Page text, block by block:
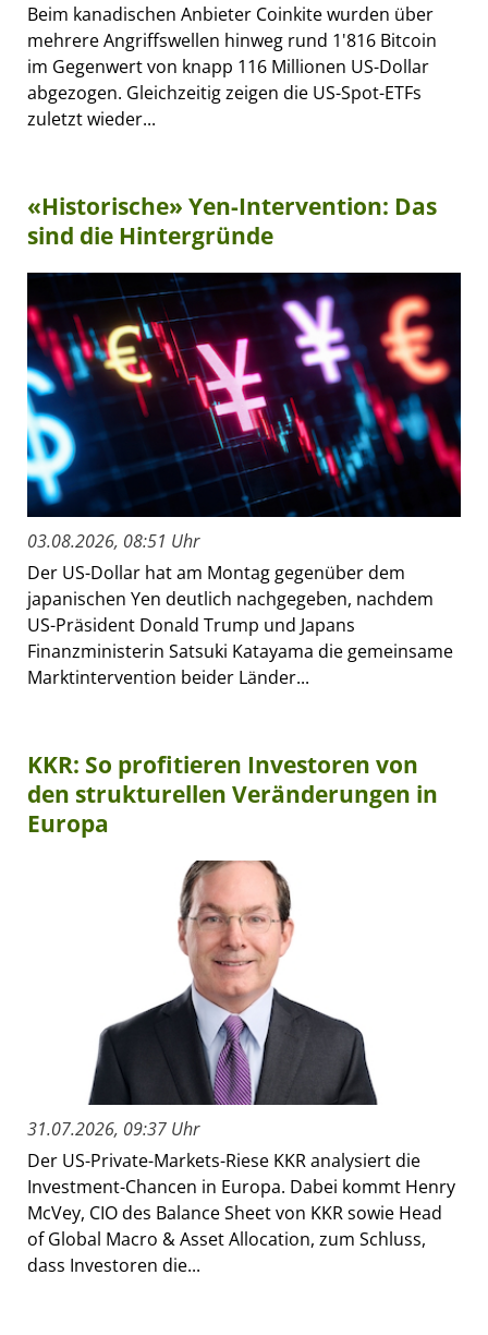
Beim kanadischen Anbieter Coinkite wurden über
mehrere Angriffswellen hinweg rund 1'816 Bitcoin
im Gegenwert von knapp 116 Millionen US-Dollar
abgezogen. Gleichzeitig zeigen die US-Spot-ETFs
zuletzt wieder...
«Historische» Yen-Intervention: Das
sind die Hintergründe
03.08.2026, 08:51 Uhr
Der US-Dollar hat am Montag gegenüber dem
japanischen Yen deutlich nachgegeben, nachdem
US-Präsident Donald Trump und Japans
Finanzministerin Satsuki Katayama die gemeinsame
Marktintervention beider Länder...
KKR: So profitieren Investoren von
den strukturellen Veränderungen in
Europa
31.07.2026, 09:37 Uhr
Der US-Private-Markets-Riese KKR analysiert die
Investment-Chancen in Europa. Dabei kommt Henry
McVey, CIO des Balance Sheet von KKR sowie Head
of Global Macro & Asset Allocation, zum Schluss,
dass Investoren die...